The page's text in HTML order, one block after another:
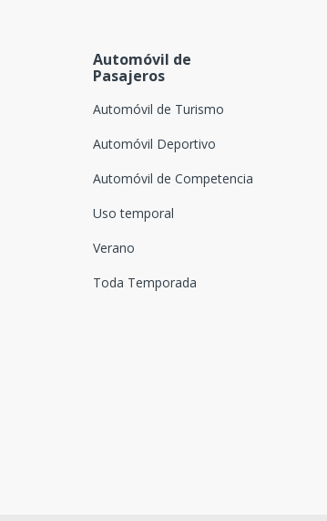
Automóvil de
Pasajeros
Automóvil de Turismo
Automóvil Deportivo
Automóvil de Competencia
Uso temporal
Verano
Toda Temporada